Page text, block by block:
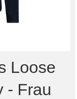
Loose
- Frau